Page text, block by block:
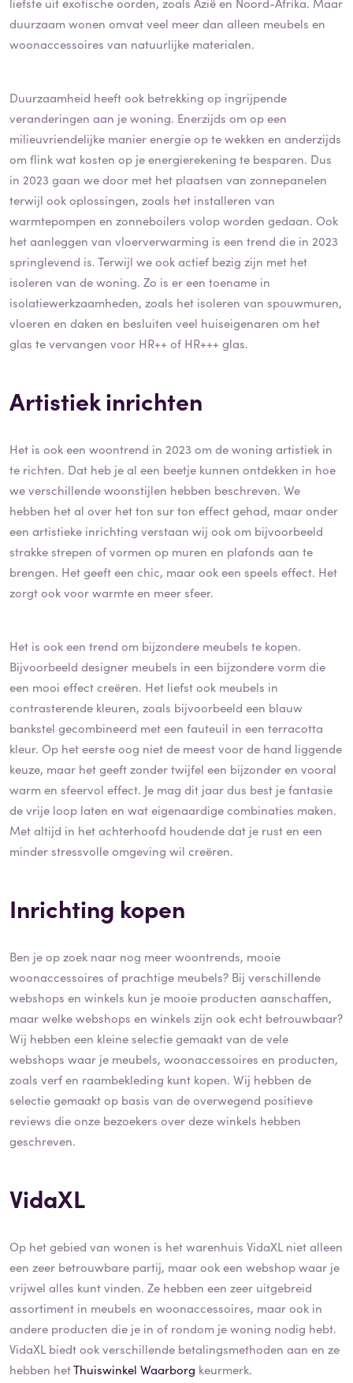
duurzaam wonen omvat veel meer dan alleen meubels en
woonaccessoires van natuurlijke materialen.
Duurzaamheid heeft ook betrekking op ingrijpende
veranderingen aan je woning. Enerzijds om op een
milieuvriendelijke manier energie op te wekken en anderzijds
om flink wat kosten op je energierekening te besparen. Dus
in 2023 gaan we door met het plaatsen van zonnepanelen
terwijl ook oplossingen, zoals het installeren van
warmtepompen en zonneboilers volop worden gedaan. Ook
het aanleggen van vloerverwarming is een trend die in 2023
springlevend is. Terwijl we ook actief bezig zijn met het
isoleren van de woning. Zo is er een toename in
isolatiewerkzaamheden, zoals het isoleren van spouwmuren,
vloeren en daken en besluiten veel huiseigenaren om het
glas te vervangen voor HR++ of HR+++ glas.
Artistiek inrichten
Het is ook een woontrend in 2023 om de woning artistiek in
te richten. Dat heb je al een beetje kunnen ontdekken in hoe
we verschillende woonstijlen hebben beschreven. We
hebben het al over het ton sur ton effect gehad, maar onder
een artistieke inrichting verstaan wij ook om bijvoorbeeld
strakke strepen of vormen op muren en plafonds aan te
brengen. Het geeft een chic, maar ook een speels effect. Het
zorgt ook voor warmte en meer sfeer.
Het is ook een trend om bijzondere meubels te kopen.
Bijvoorbeeld designer meubels in een bijzondere vorm die
een mooi effect creëren. Het liefst ook meubels in
contrasterende kleuren, zoals bijvoorbeeld een blauw
bankstel gecombineerd met een fauteuil in een terracotta
kleur. Op het eerste oog niet de meest voor de hand liggende
keuze, maar het geeft zonder twijfel een bijzonder en vooral
warm en sfeervol effect. Je mag dit jaar dus best je fantasie
de vrije loop laten en wat eigenaardige combinaties maken.
Met altijd in het achterhoofd houdende dat je rust en een
minder stressvolle omgeving wil creëren.
Inrichting kopen
Ben je op zoek naar nog meer woontrends, mooie
woonaccessoires of prachtige meubels? Bij verschillende
webshops en winkels kun je mooie producten aanschaffen,
maar welke webshops en winkels zijn ook echt betrouwbaar?
Wij hebben een kleine selectie gemaakt van de vele
webshops waar je meubels, woonaccessoires en producten,
zoals verf en raambekleding kunt kopen. Wij hebben de
selectie gemaakt op basis van de overwegend positieve
reviews die onze bezoekers over deze winkels hebben
geschreven.
VidaXL
Op het gebied van wonen is het warenhuis VidaXL niet alleen
een zeer betrouwbare partij, maar ook een webshop waar je
vrijwel alles kunt vinden. Ze hebben een zeer uitgebreid
assortiment in meubels en woonaccessoires, maar ook in
andere producten die je in of rondom je woning nodig hebt.
VidaXL biedt ook verschillende betalingsmethoden aan en ze
hebben hetThuiswinkel Waarborg keurmerk.